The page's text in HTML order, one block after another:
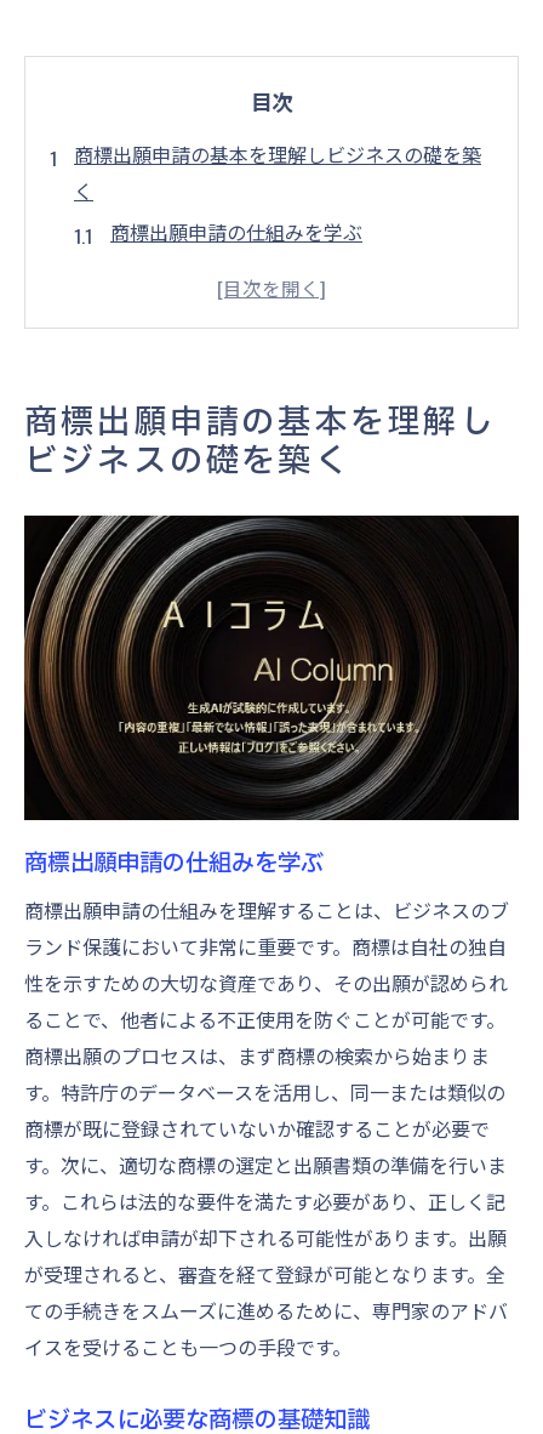
目次
商標出願申請の基本を理解しビジネスの礎を築
く
商標出願申請の仕組みを学ぶ
ビジネスに必要な商標の基礎知識
商標を取得することのメリット
商標選びの重要性と成功するための秘訣
ビジネスに最適な商標を選ぶ方法
商標選びで考慮すべき要素
成功する商標選びのためのポイント
競合との差別化を図る商標選び
商標選びがビジネスに与える影響
商標選びの失敗を避ける秘訣
商標調査で失敗を避けるためのステップ
商標調査の必要性とその目的
商標調査を効果的に行う方法
既存商標との重複を避けるには
商標調査で発見された問題の対処法
商標調査をプロに依頼するメリット
スムーズな商標出願を実現するための書類作成
のコツ
商標出願書類の準備手順
申請書類で間違えやすいポイント
商標出願書類のチェックリスト
スムーズな出願のためのタイムライン
書類作成で気をつけるべき法律用語
商標出願のための書類管理の方法
専門家に相談するタイミング
商標出願申請の基本を理解し
ビジネスの礎を築く
商標出願申請の仕組みを学ぶ
商標出願申請の仕組みを理解することは、ビジネスのブ
ランド保護において非常に重要です。商標は自社の独自
性を示すための大切な資産であり、その出願が認められ
ることで、他者による不正使用を防ぐことが可能です。
商標出願のプロセスは、まず商標の検索から始まりま
す。特許庁のデータベースを活用し、同一または類似の
商標が既に登録されていないか確認することが必要で
す。次に、適切な商標の選定と出願書類の準備を行いま
す。これらは法的な要件を満たす必要があり、正しく記
入しなければ申請が却下される可能性があります。出願
が受理されると、審査を経て登録が可能となります。全
ての手続きをスムーズに進めるために、専門家のアドバ
イスを受けることも一つの手段です。
ビジネスに必要な商標の基礎知識